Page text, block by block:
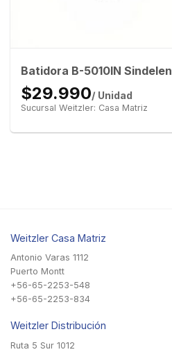
Batidora B-5010IN Sindelen
$29.990/ Unidad
Sucursal Weitzler: Casa Matriz
Weitzler Casa Matriz
Antonio Varas 1112
Puerto Montt
+56-65-2253-548
+56-65-2253-834
Weitzler Distribución
Ruta 5 Sur 1012